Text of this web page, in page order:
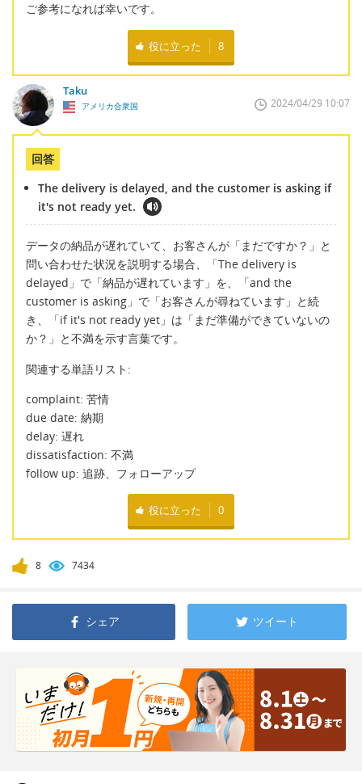
ご参考になれば幸いです。
役に立った 8
Taku
アメリカ合衆国 2024/04/29 10:07
回答
The delivery is delayed, and the customer is asking if
it's not ready yet.
データの納品が遅れていて、お客さんが「まだですか？」と
問い合わせた状況を説明する場合、「The delivery is
delayed」で「納品が遅れています」を、「and the
customer is asking」で「お客さんが尋ねています」と続
き、「if it's not ready yet」は「まだ準備ができていないの
か？」と不満を示す言葉です。
関連する単語リスト:
complaint: 苦情
due date: 納期
delay: 遅れ
dissatisfaction: 不満
follow up: 追跡、フォローアップ
役に立った 0
8 7434
シェア ツイート